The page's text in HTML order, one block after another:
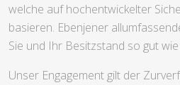
welche auf hochentwickelter
basieren. Ebenjener
Sie und Ihr Besitzstand so gut
Unser Engagement gilt der